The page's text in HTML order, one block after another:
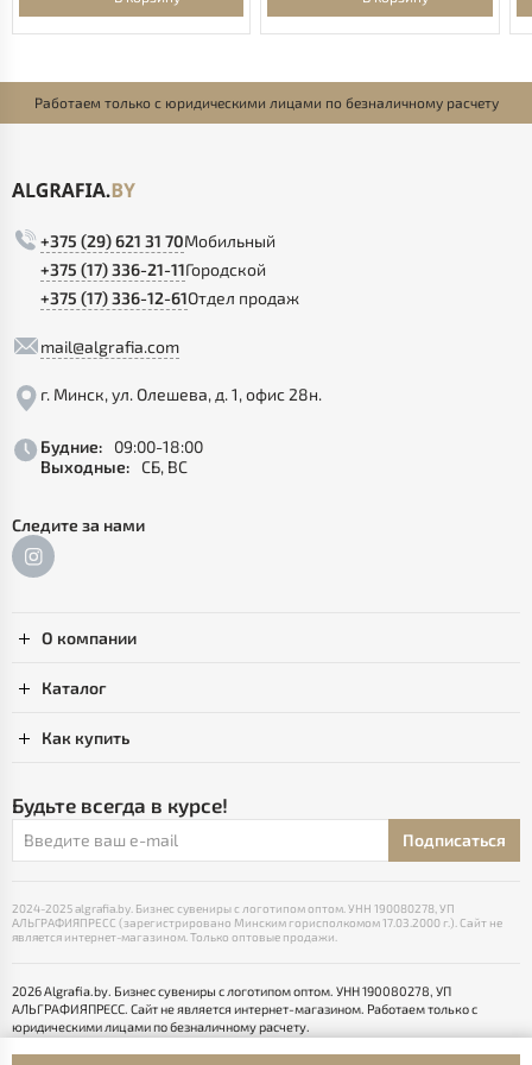
Работаем только с юридическими лицами по безналичному расчету
+375 (29) 621 31 70Мобильный
+375 (17) 336-21-11Городской
+375 (17) 336-12-61Отдел продаж
mail@algrafia.com
г. Минск, ул. Олешева, д. 1, офис 28н.
Будние:
09:00-18:00
Выходные: СБ, ВС
Следите за нами
О компании
Каталог
Как купить
Будьте всегда в курсе!
Подписаться
2024-2025 algrafia.by. Бизнес сувениры с логотипом оптом. УНН 190080278, УП
АЛЬГРАФИЯПРЕСС (зарегистрировано Минским горисполкомом 17.03.2000 г.). Сайт не
является интернет-магазином. Только оптовые продажи.
2026 Algrafia.by. Бизнес сувениры с логотипом оптом. УНН 190080278, УП
АЛЬГРАФИЯПРЕСС. Сайт не является интернет-магазином. Работаем только с
юридическими лицами по безналичному расчету.